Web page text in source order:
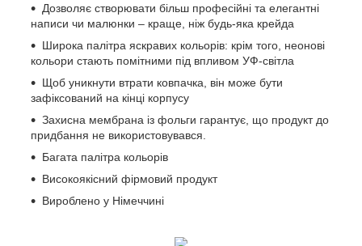
Дозволяє створювати більш професійні та елегантні
написи чи малюнки – краще, ніж будь-яка крейда
Широка палітра яскравих кольорів: крім того, неонові
кольори стають помітними під впливом УФ-світла
Щоб уникнути втрати ковпачка, він може бути
зафіксований на кінці корпусу
Захисна мембрана із фольги гарантує, що продукт до
придбання не використовувався.
Багата палітра кольорів
Високоякісний фірмовий продукт
Вироблено у Німеччині